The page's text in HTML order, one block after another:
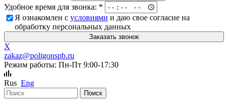
Удобное время для звонка: *
Я ознакомлен сусловиями и даю свое согласие на
обработку персональных данных
X
zakaz@poligonspb.ru
Режим работы: Пн-Пт 9:00-17:30
Rus Eng